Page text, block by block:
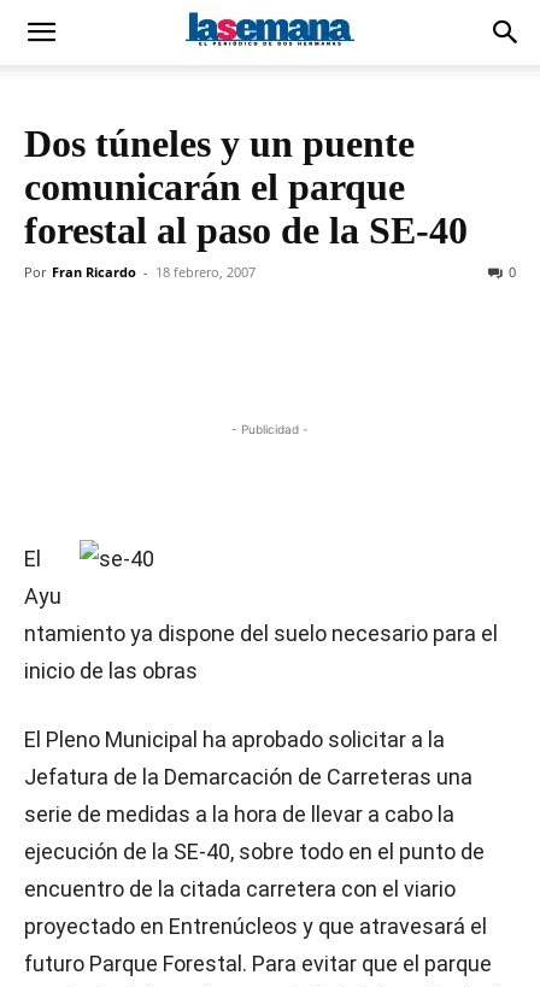
Dos túneles y un puente
comunicarán el parque
forestal al paso de la SE-40
Por Fran Ricardo - 18 febrero, 2007 0
- Publicidad -
El
Ayu
ntamiento ya dispone del suelo necesario para el
inicio de las obras
El Pleno Municipal ha aprobado solicitar a la
Jefatura de la Demarcación de Carreteras una
serie de medidas a la hora de llevar a cabo la
ejecución de la SE-40, sobre todo en el punto de
encuentro de la citada carretera con el viario
proyectado en Entrenúcleos y que atravesará el
futuro Parque Forestal. Para evitar que el parque